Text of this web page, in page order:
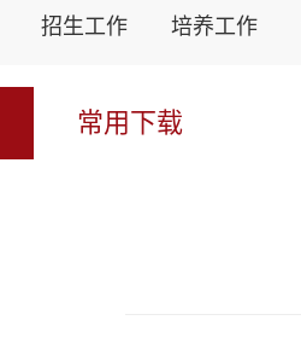
招生工作 培养工作
常用下载